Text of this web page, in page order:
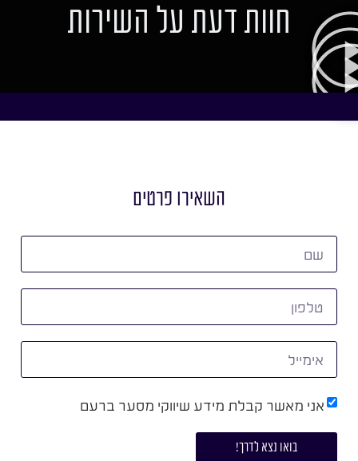
חוות דעת על השירות
השאירו פרטים
אני מאשר קבלת מידע שיווקי מסער ברעם
בואו נצא לדרך!